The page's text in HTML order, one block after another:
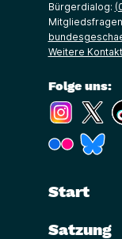
Bürgerdialog:
Weitere
Folge uns:
(Link
(Link
Start
Satzung